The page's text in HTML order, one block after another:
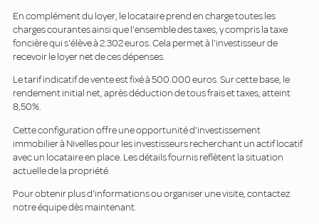
En complément du loyer, le locataire prend en charge toutes les
charges courantes ainsi que l'ensemble des taxes, y compris la taxe
foncière qui s'élève à 2.302 euros. Cela permet à l'investisseur de
recevoir le loyer net de ces dépenses.
Le tarif indicatif de vente est fixé à 500.000 euros. Sur cette base, le
rendement initial net, après déduction de tous frais et taxes, atteint
8,50%.
Cette configuration offre une opportunité d'investissement
immobilier à Nivelles pour les investisseurs recherchant un actif locatif
avec un locataire en place. Les détails fournis reflètent la situation
actuelle de la propriété.
Pour obtenir plus d'informations ou organiser une visite, contactez
notre équipe dès maintenant.